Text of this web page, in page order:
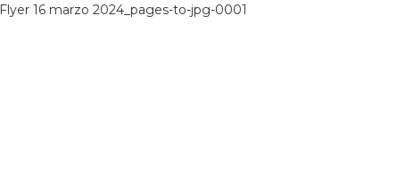
_Flyer 16 marzo 2024_pages-to-jpg-0001